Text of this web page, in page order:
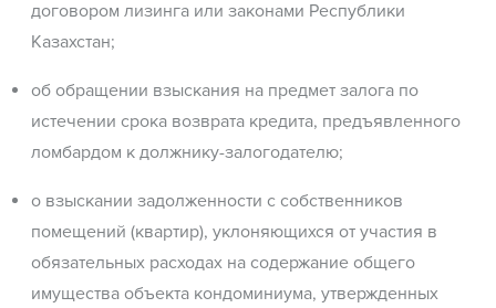
договором лизинга или законами Республики
Казахстан;
об обращении взыскания на предмет залога по
истечении срока возврата кредита, предъявленного
ломбардом к должнику-залогодателю;
о взыскании задолженности с собственников
помещений (квартир), уклоняющихся от участия в
обязательных расходах на содержание общего
имущества объекта кондоминиума, утвержденных